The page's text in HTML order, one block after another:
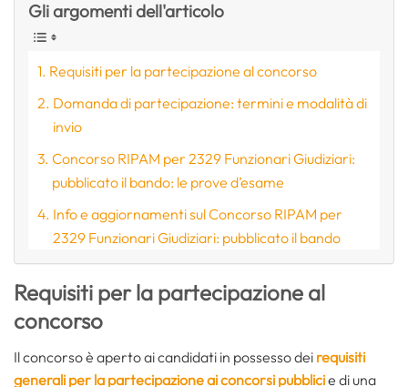
Gli argomenti dell'articolo
Requisiti per la partecipazione al concorso
Domanda di partecipazione: termini e modalità di
invio
Concorso RIPAM per 2329 Funzionari Giudiziari:
pubblicato il bando: le prove d’esame
Info e aggiornamenti sul Concorso RIPAM per
2329 Funzionari Giudiziari: pubblicato il bando
Requisiti per la partecipazione al
concorso
Il concorso è aperto ai candidati in possesso dei requisiti
generali per la partecipazione ai concorsi pubblicie di una